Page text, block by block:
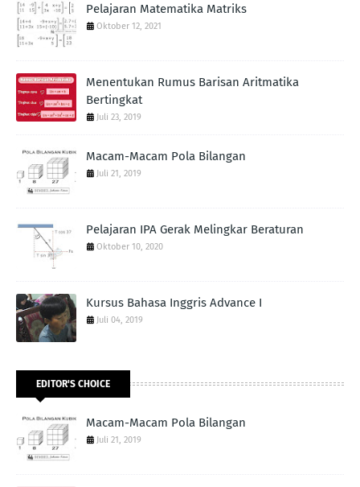
Pelajaran Matematika Matriks
Oktober 12, 2021
Menentukan Rumus Barisan Aritmatika
Bertingkat
Juli 23, 2019
Macam-Macam Pola Bilangan
Juli 21, 2019
Pelajaran IPA Gerak Melingkar Beraturan
Oktober 10, 2020
Kursus Bahasa Inggris Advance I
Juli 04, 2019
EDITOR'S CHOICE
Macam-Macam Pola Bilangan
Juli 21, 2019